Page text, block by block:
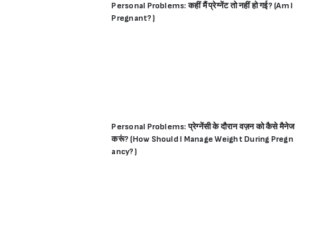
Personal Problems: कहीं मैं प्रेग्नेंट तो नहीं हो गई? (Am I
Pregnant?)
Personal Problems: प्रेग्नेंसी के दौरान वज़न को कैसे मैनेज
करूं? (How Should I Manage Weight During Pregn
ancy?)